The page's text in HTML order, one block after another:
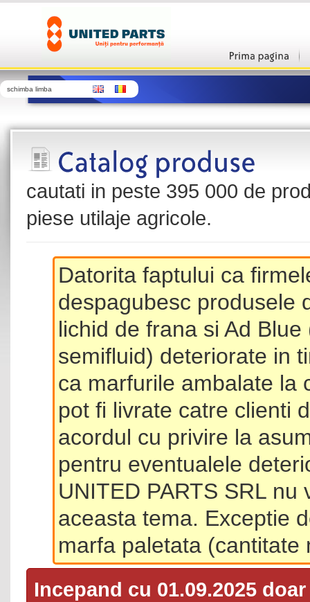
schimba limba
cautati in peste 395 000 de
piese utilaje agricole.
Datorita faptului ca
despagubesc produsele
lichid de frana si Ad
semifluid) deteriorate in
ca marfurile ambalate la
pot fi livrate catre clienti
acordul cu privire la
pentru eventualele
UNITED PARTS SRL
aceasta tema. Exceptie
marfa paletata (cantitate
Incepand cu 01.09.2025